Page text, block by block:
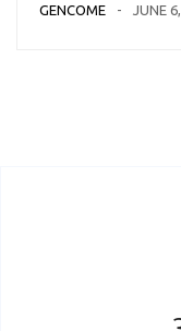
GENCOME JUNE